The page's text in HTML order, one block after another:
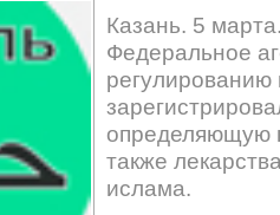
Казань. 5
Федеральное
регулированию
определяющую
также
ислама.